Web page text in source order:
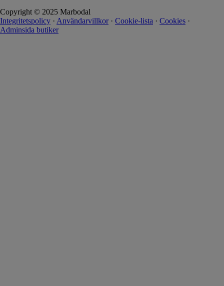
Copyright © 2025 Marbodal
Integritetspolicy · Användarvillkor · Cookie-lista · Cookies ·
Adminsida butiker